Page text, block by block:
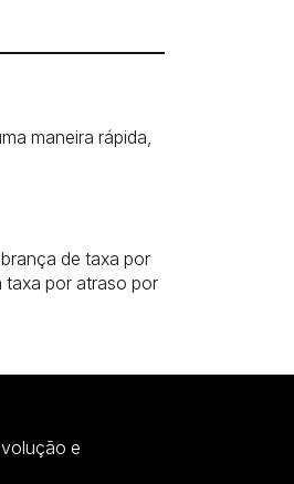
maneira rápida,
de taxa por
taxa por atraso por
e